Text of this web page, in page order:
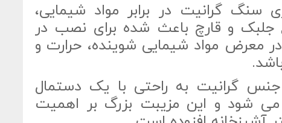
سنگ گرانیت در برابر مواد شیمایی،
جلبک و قارچ باعث شده برای نصب در
معرض مواد شیمایی شوینده، حرارت و
جنس گرانیت به راحتی با یک دستمال
شود و این مزیبت بزرگ بر اهمیت